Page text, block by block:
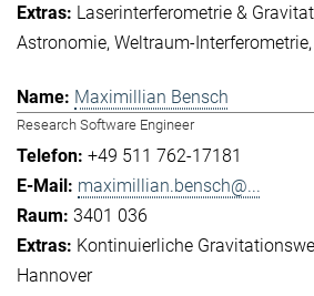
Laserinterferometrie &
Astronomie Weltraum-Interferometrie
Maximillian Bensch
Research Software Engineer
+49 511 762-17181
maximillian.bensch@...
3401 036
Kontinuierliche
Hannover